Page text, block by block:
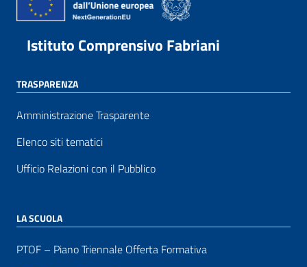
Istituto Comprensivo Fabriani
TRASPARENZA
Amministrazione Trasparente
Elenco siti tematici
Ufficio Relazioni con il Pubblico
LA SCUOLA
PTOF – Piano Triennale Offerta Formativa